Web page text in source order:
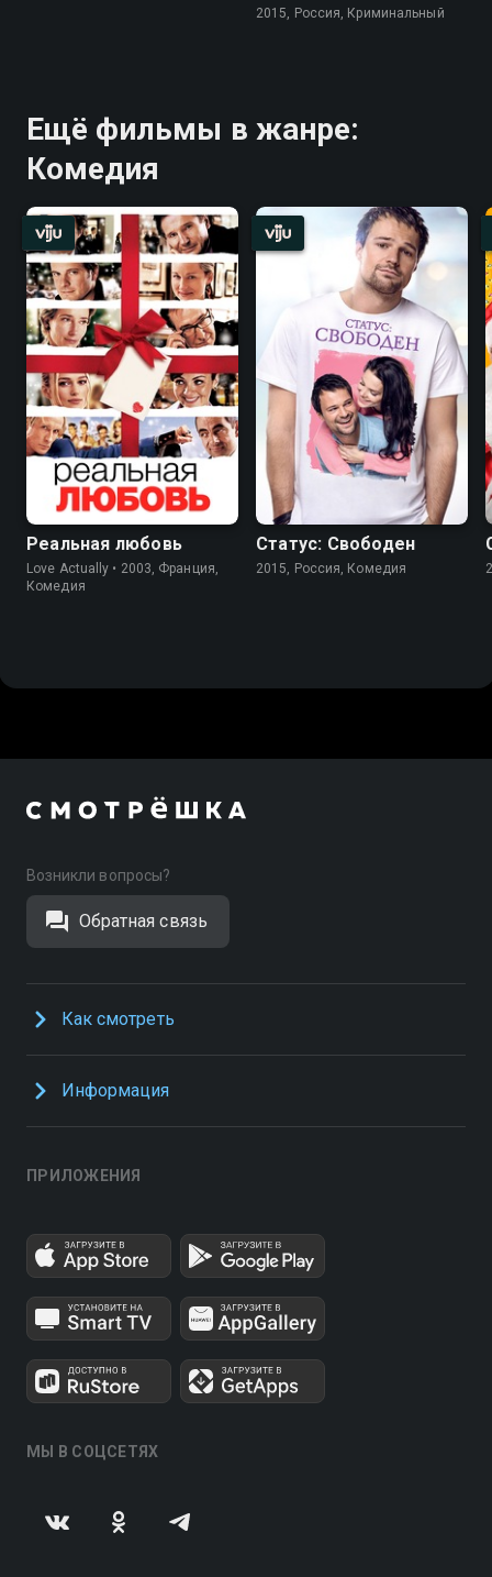
2015, Россия, Криминальный
Ещё фильмы в жанре:
Комедия
Реальная любовь
Love Actually • 2003, Франция,
Комедия
Статус: Свободен
2015, Россия, Комедия
Возникли вопросы?
Обратная связь
Как смотреть
Информация
ПРИЛОЖЕНИЯ
МЫ В СОЦСЕТЯХ